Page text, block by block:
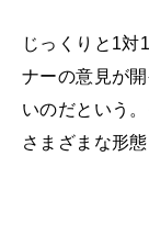
じっくりと1対
ナーの意見が
いのだという
さまざまな形